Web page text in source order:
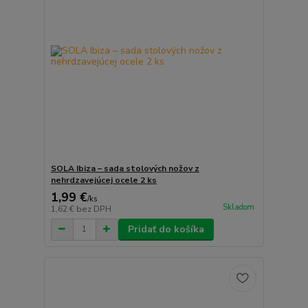
SOLA Ibiza – sada stolových nožov z
nehrdzavejúcej ocele 2 ks
1,99 €/ks
1,62 € bez DPH Skladom
Pridať do košíka